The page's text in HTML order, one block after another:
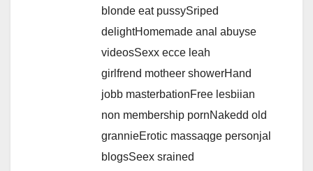
blonde eat pussySriped
delightHomemade anal abuyse
videosSexx ecce leah
girlfrend motheer showerHand
jobb masterbationFree lesbiian
non membership pornNakedd old
grannieErotic massaqge personjal
blogsSeex srained